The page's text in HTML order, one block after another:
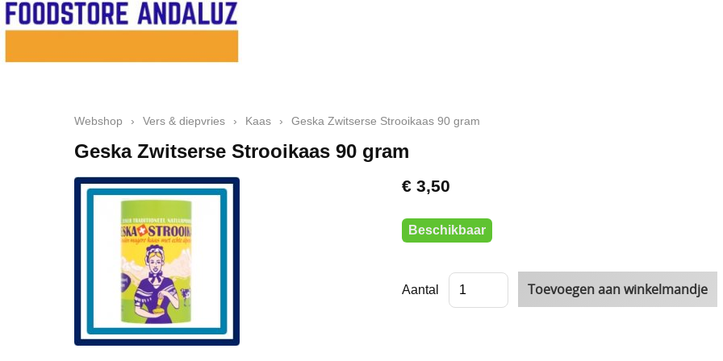
Webshop › Vers & diepvries › Kaas › Geska Zwitserse Strooikaas 90 gram
Geska Zwitserse Strooikaas 90 gram
€ 3,50
Beschikbaar
Aantal